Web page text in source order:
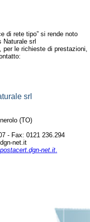
di rete tipo” si rende noto
Naturale srl
le richieste di prestazioni,
srl
(TO)
- Fax: 0121 236.294
net.it
net.it.